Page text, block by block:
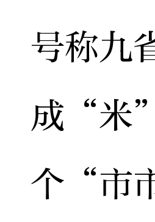
号称九
成“米
个“市